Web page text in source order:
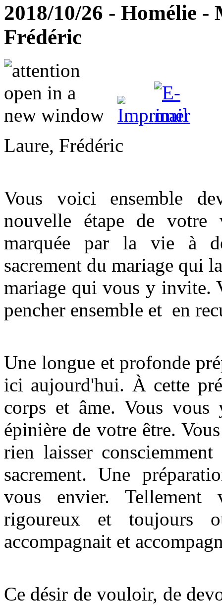
2018/10/26 - Homélie -
Frédéric
Laure, Frédéric
Vous voici ensemble
nouvelle étape de votre
marquée par la vie à
sacrement du mariage qui
mariage qui vous y invite.
pencher ensemble et en
Une longue et profonde
ici aujourd'hui. À cette
corps et âme. Vous vous
épinière de votre être.
rien laisser
sacrement. Une
vous envier.
rigoureux et toujours
accompagnait et
Ce désir de vouloir, de